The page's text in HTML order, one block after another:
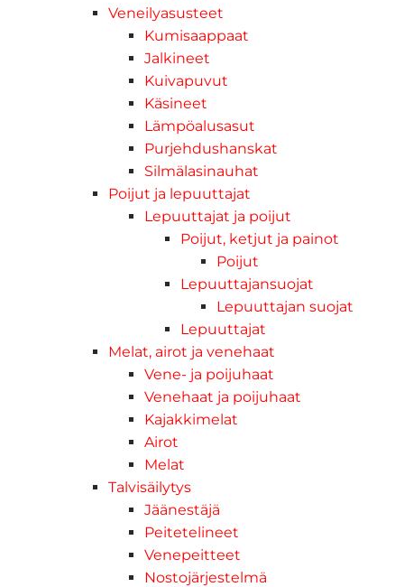
Veneilyasusteet
Kumisaappaat
Jalkineet
Kuivapuvut
Käsineet
Lämpöalusasut
Purjehdushanskat
Silmälasinauhat
Poijut ja lepuuttajat
Lepuuttajat ja poijut
Poijut, ketjut ja painot
Poijut
Lepuuttajansuojat
Lepuuttajan suojat
Lepuuttajat
Melat, airot ja venehaat
Vene- ja poijuhaat
Venehaat ja poijuhaat
Kajakkimelat
Airot
Melat
Talvisäilytys
Jäänestäjä
Peitetelineet
Venepeitteet
Nostojärjestelmä